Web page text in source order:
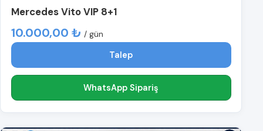
Mercedes Vito VIP 8+1
10.000,00 ₺ / gün
Talep
WhatsApp Sipariş